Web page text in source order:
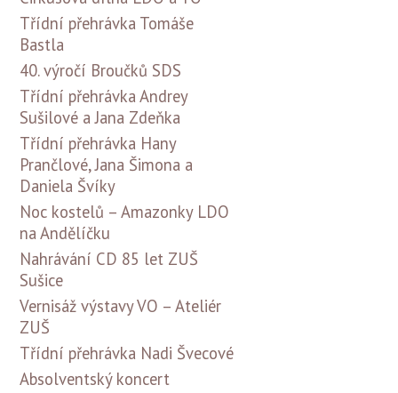
Třídní přehrávka Tomáše
Bastla
40. výročí Broučků SDS
Třídní přehrávka Andrey
Sušilové a Jana Zdeňka
Třídní přehrávka Hany
Prančlové, Jana Šimona a
Daniela Švíky
Noc kostelů – Amazonky LDO
na Andělíčku
Nahrávání CD 85 let ZUŠ
Sušice
Vernisáž výstavy VO – Ateliér
ZUŠ
Třídní přehrávka Nadi Švecové
Absolventský koncert